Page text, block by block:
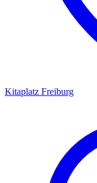
Kitaplatz Freiburg